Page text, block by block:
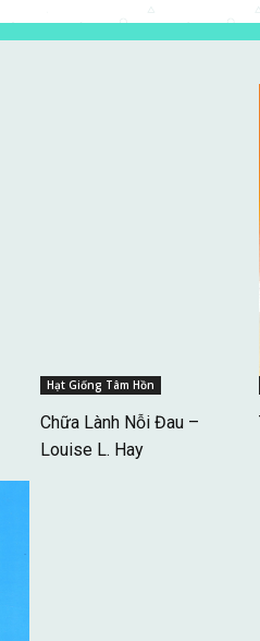
Hạt Giống Tâm Hồn
Chữa Lành Nỗi Đau –
Louise L. Hay